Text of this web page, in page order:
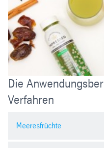
Die
Verfahren
Meeresfrüchte